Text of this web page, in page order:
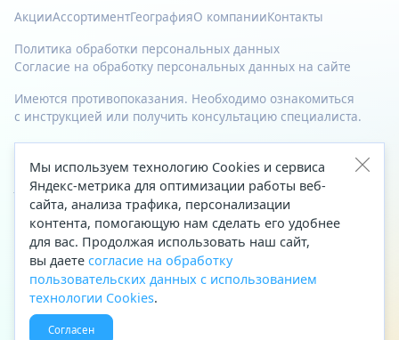
АкцииАссортиментГеографияО компанииКонтакты
Политика обработки персональных данных
Согласие на обработку персональных данных на сайте
Имеются противопоказания. Необходимо ознакомиться
с инструкцией или получить консультацию специалиста.
© 2023—2026 Все права защищены.
Адрес
Архангельск, ул. Папанина, д. 19 (вход в здание со стороны
автоцентра «Тойота»)
Приемная Генерального директора
Телефон
+7 (8182) 63-60-31
Факс
+7 (8182) 68-66-71
Эл. почта
office@aptekaf.ru
Мы используем технологию Cookies и сервиса
Яндекс-метрика для оптимизации работы веб-
сайта, анализа трафика, персонализации
контента, помогающую нам сделать его удобнее
для вас. Продолжая использовать наш сайт,
вы даете согласие на обработку
пользовательских данных с использованием
технологии Cookies.
Согласен